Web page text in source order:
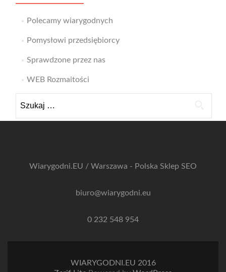
Polecamy wiarygodnych
Pomysłowi przedsiębiorcy
Sprawdzone przez nas
WEB Rozmaitości
Wiarygodni.EU / Warszawa - Polska Sklep SEO
biuro@wiarygodni.eu
0 232 548 954
WIARYGODNI.EU 2016